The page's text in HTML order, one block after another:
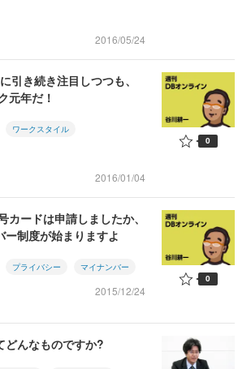
2016/05/24
引き続き注目しつつも、
元年だ！
ワークスタイル
2016/01/04
0
カードは申請しましたか、
ー制度が始まりますよ
プライバシー マイナンバー
2015/12/24
0
どんなものですか?